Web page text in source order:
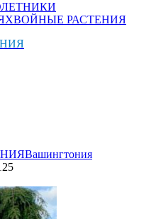
ХВОЙНЫЕ РАСТЕНИЯ
Вашингтония